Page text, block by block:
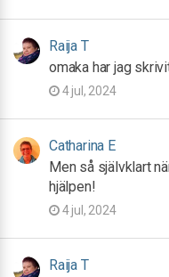
Raija T
omaka har jag
4 jul, 2024
Catharina E
Men så självklart
hjälpen!
4 jul, 2024
Raija T